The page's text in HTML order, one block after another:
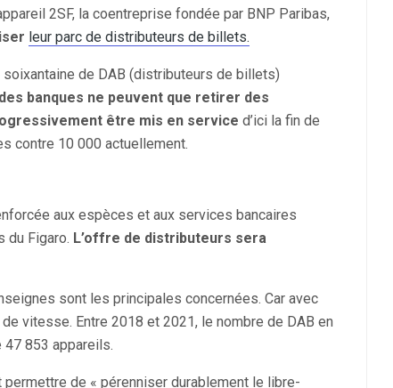
2SF, la coentreprise fondée par BNP Paribas,
leur parc de distributeurs de billets.
de DAB (distributeurs de billets)
banques ne peuvent que retirer des
être mis en service d’ici la fin de
contre 10 000 actuellement.
aux espèces et aux services bancaires
du Figaro. L’offre de distributeurs sera
sont les principales concernées. Car avec
vitesse. Entre 2018 et 2021, le nombre de DAB en
47 853 appareils.
permettre de « pérenniser durablement le libre-